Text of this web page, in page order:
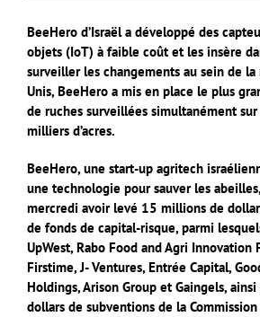
BeeHero d’Israël a développé des
objets (IoT) à faible coût et les insère
surveiller les changements au sein de la
Unis, BeeHero a mis en place le plus
de ruches surveillées simultanément
milliers d’acres.
BeeHero, une start-up agritech
une technologie pour sauver les
mercredi avoir levé 15 millions de
de fonds de capital-risque, parmi
UpWest, Rabo Food and Agri Innovation
Firstime, J- Ventures, Entrée Capital,
Holdings, Arison Group et Gaingels,
dollars de subventions de la